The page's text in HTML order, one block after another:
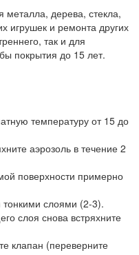
металла, дерева, стекла,
игрушек и ремонта других
так и для
покрытия до 15 лет.
температуру от 15 до
аэрозоль в течение 2
поверхности примерно
тонкими слоями (2-3).
слоя снова встряхните
клапан (переверните